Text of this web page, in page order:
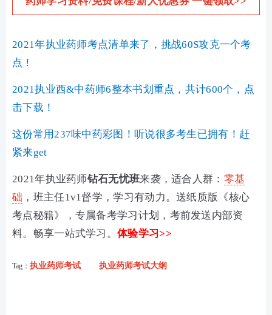
2021年执业药师考点清单来了，挑战60S攻克一个考
点！
2021执业西&中药师6整本书划重点，共计600个，点
击下载！
这份常用237味中药彩图！听说很多考生已拥有！赶
紧来get
2021年执业药师钻石无忧班来袭，适合人群： 零基
础 ，班主任1v1督学，学习有动力。送纸质版《核心
考点秘籍》，专属备考学习计划，考前发送内部资
料。畅享一站式学习。体验学习>>
Tag： 执业药师考试 执业药师考试大纲